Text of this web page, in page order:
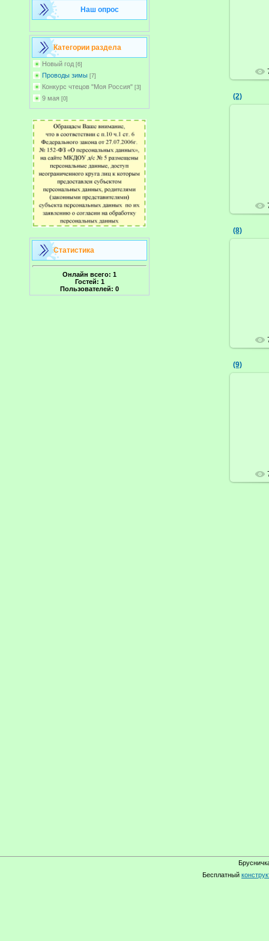
Наш опрос
Категории раздела
Новый год [6]
Проводы зимы [7]
Конкурс чтецов "Моя Россия" [3]
9 мая [0]
Статистика
Онлайн всего: 1
Гостей: 1
Пользователей: 0
(2)
(8)
(9)
Бесплатный